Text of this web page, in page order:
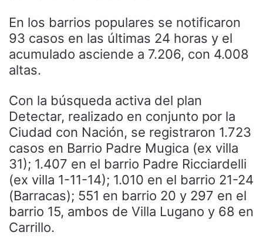
En los barrios populares se notificaron
93 casos en las últimas 24 horas y el
acumulado asciende a 7.206, con 4.008
altas.
Con la búsqueda activa del plan
Detectar, realizado en conjunto por la
Ciudad con Nación, se registraron 1.723
casos en Barrio Padre Mugica (ex villa
31); 1.407 en el barrio Padre Ricciardelli
(ex villa 1-11-14); 1.010 en el barrio 21-24
(Barracas); 551 en barrio 20 y 297 en el
barrio 15, ambos de Villa Lugano y 68 en
Carrillo.